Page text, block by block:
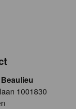
1001830